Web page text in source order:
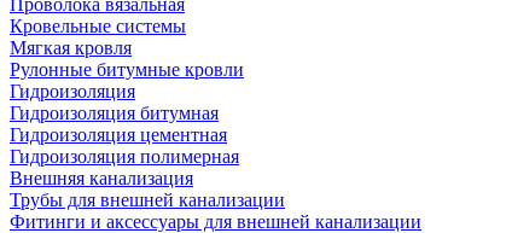
Проволока вязальная
Кровельные системы
Мягкая кровля
Рулонные битумные кровли
Гидроизоляция
Гидроизоляция битумная
Гидроизоляция цементная
Гидроизоляция полимерная
Внешняя канализация
Трубы для внешней канализации
Фитинги и аксессуары для внешней канализации